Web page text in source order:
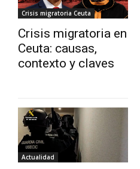
Crisis migratoria Ceuta
Crisis migratoria en
Ceuta: causas,
contexto y claves
Actualidad